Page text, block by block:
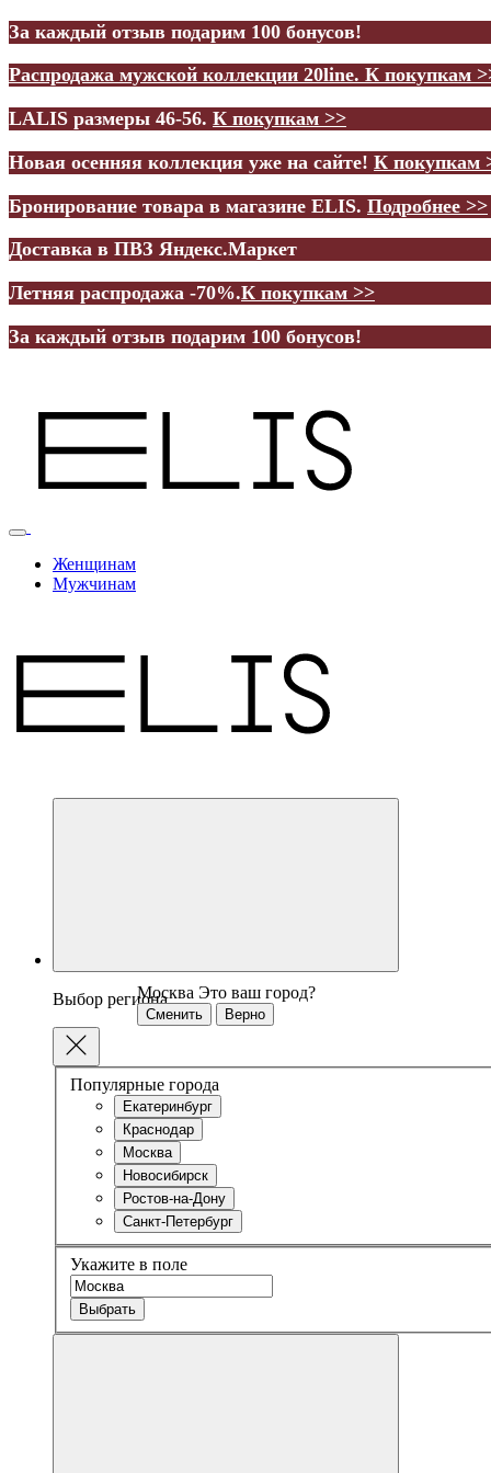
За каждый отзыв подарим 100 бонусов!
Распродажа мужской коллекции 20line. К покупкам
LALIS размеры 46-56. К покупкам >>
Новая осенняя коллекция уже на сайте! К покупкам
Бронирование товара в магазине ELIS. Подробнее >>
Доставка в ПВЗ Яндекс.Маркет
Летняя распродажа -70%.К покупкам >>
За каждый отзыв подарим 100 бонусов!
Женщинам
Мужчинам
Выбор региона
Популярные города
Екатеринбург
Краснодар
Москва
Новосибирск
Ростов-на-Дону
Санкт-Петербург
Укажите в поле
Выбрать
Москва Это ваш город?
Сменить Верно